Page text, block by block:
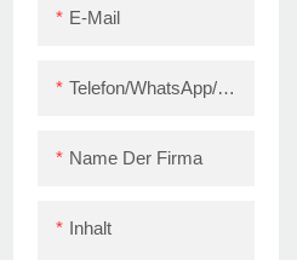
E-Mail
Telefon/WhatsApp/Skype
Name Der Firma
Inhalt